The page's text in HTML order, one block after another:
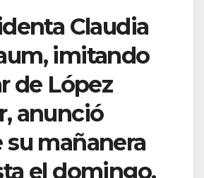
Claudia
imitando
de López
anunció
su mañanera
el domingo,